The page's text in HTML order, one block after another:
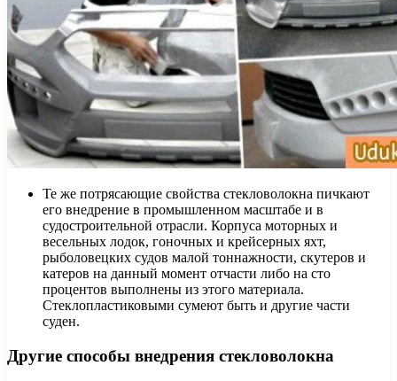
Те же потрясающие свойства стекловолокна пичкают
его внедрение в промышленном масштабе и в
судостроительной отрасли. Корпуса моторных и
весельных лодок, гоночных и крейсерных яхт,
рыболовецких судов малой тоннажности, скутеров и
катеров на данный момент отчасти либо на сто
процентов выполнены из этого материала.
Стеклопластиковыми сумеют быть и другие части
суден.
Другие способы внедрения стекловолокна